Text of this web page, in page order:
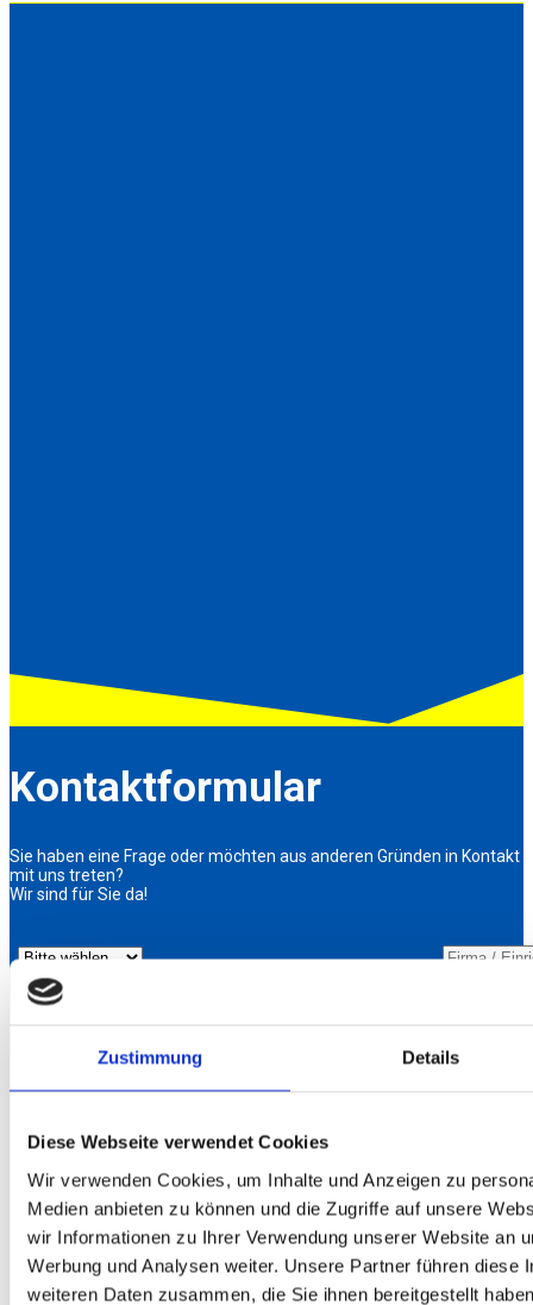
Zustimmung Details
Diese Webseite verwendet Cookies
Wir verwenden Cookies, um Inhalte und Anzeigen zu
Medien anbieten zu können und die Zugriffe auf unsere
wir Informationen zu Ihrer Verwendung unserer Website an
Werbung und Analysen weiter. Unsere Partner führen diese
weiteren Daten zusammen, die Sie ihnen bereitgestellt
Kontaktformular
Sie haben eine Frage oder möchten aus anderen Gründen in Kontakt
mit uns treten?
Wir sind für Sie da!